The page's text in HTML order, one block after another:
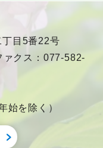
目5番22号
クス：077-582-
始を除く）